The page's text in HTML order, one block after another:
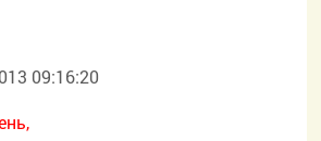
09:16:20